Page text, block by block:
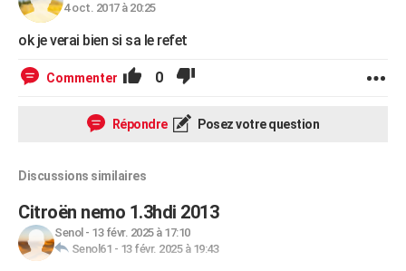
4 oct. 2017 à 20:25
ok je verai bien si sa le refet
Commenter 0
Répondre Posez votre question
Discussions similaires
Citroën nemo 1.3hdi 2013
Senol - 13 févr. 2025 à 17:10
Senol61 - 13 févr. 2025 à 19:43